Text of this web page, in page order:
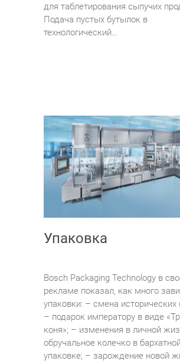
для таблетирования сыпучих
Подача пустых бутылок в
технологический…
Упаковка
Bosch Packaging Technology в
рекламе показал, как много
упаковки: – смена исторических
– подарок императору в виде
коня»; – изменения в личной
обручальное колечко в
упаковке; – зарождение новой